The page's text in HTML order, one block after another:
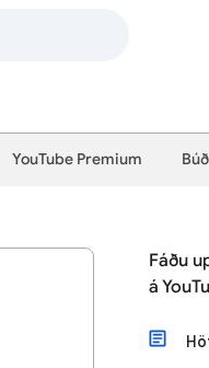
YouTube Premium
Fáðu
á